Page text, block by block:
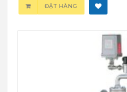
ĐẶT HÀNG